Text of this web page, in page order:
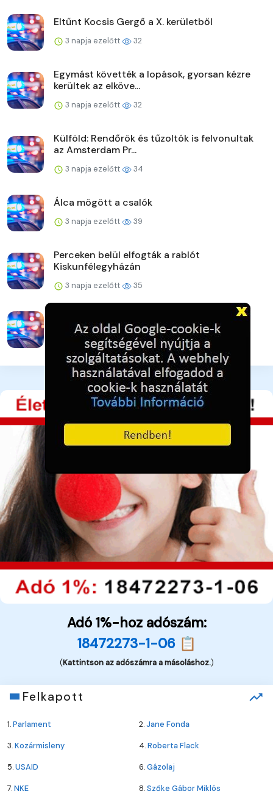
Eltűnt Kocsis Gergő a X. kerületből
3 napja ezelőtt 32
Egymást követték a lopások, gyorsan kézre
kerültek az elköve...
3 napja ezelőtt 32
Külföld: Rendőrök és tűzoltók is felvonultak
az Amsterdam Pr...
3 napja ezelőtt 34
Álca mögött a csalók
3 napja ezelőtt 39
Perceken belül elfogták a rablót
Kiskunfélegyházán
3 napja ezelőtt 35
3 napja ezelőtt 37
Adó 1%-hoz adószám:
18472273-1-06 📋
(Kattintson az adószámra a másoláshoz.)
Felkapott
1.Parlament 2.Jane Fonda
3.Kozármisleny 4.Roberta Flack
5.USAID 6.Gázolaj
7.NKE 8.Szőke Gábor Miklós